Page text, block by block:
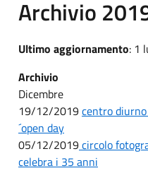
Archivio
Ultimo aggiornamento: 1
Archivio
Dicembre
19/12/2019centro
´open day
05/12/2019circolo
celebra i 35 anni